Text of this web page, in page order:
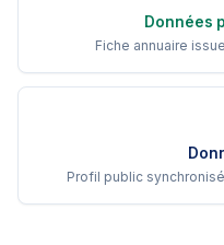
Données
Fiche annuaire
Profil public